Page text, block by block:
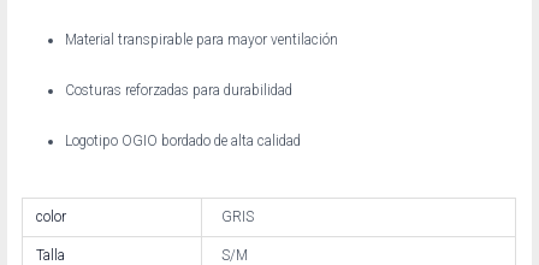
Material transpirable para mayor ventilación
Costuras reforzadas para durabilidad
Logotipo OGIO bordado de alta calidad
color GRIS
Talla S/M